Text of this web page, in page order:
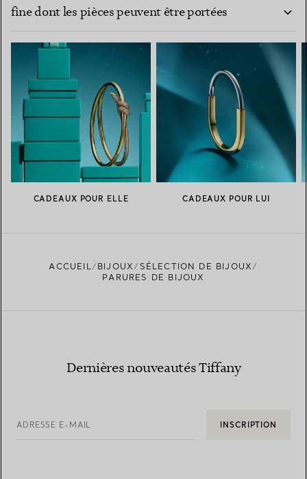
fine dont les pièces peuvent être portées
ensemble ?
CADEAUX POUR ELLE CADEAUX POUR LUI
ACCUEIL BIJOUX
SÉLECTION DE BIJOUX
PARURES DE BIJOUX
Dernières nouveautés Tiffany
ADRESSE E-MAIL INSCRIPTION